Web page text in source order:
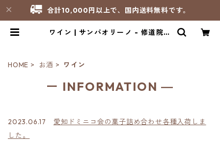
合計10,000円以上で、国内送料無料です。
ワイン | サンパオリーノ - 修道院製
HOME お酒 ワイン
ー INFORMATION ―
2023.06.17 愛知ドミニコ会の菓子詰め合わせ各種入荷しま
した。